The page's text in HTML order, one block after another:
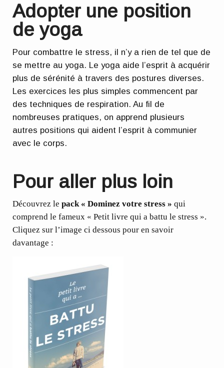
Adopter une position
de yoga
Pour combattre le stress, il n’y a rien de tel que de
se mettre au yoga. Le yoga aide l’esprit à acquérir
plus de sérénité à travers des postures diverses.
Les exercices les plus simples commencent par
des techniques de respiration. Au fil de
nombreuses pratiques, on apprend plusieurs
autres positions qui aident l’esprit à communier
avec le corps.
Pour aller plus loin
Découvrez lepack « Dominez votre stress » qui
comprend le fameux « Petit livre qui a battu le stress ».
Cliquez sur l’image ci dessous pour en savoir
davantage :